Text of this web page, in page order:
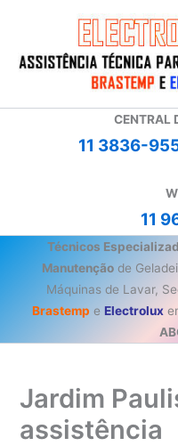
conteúdo
CENTRAL
11 3836-
11
Técnicos
Manutenção de
Máquinas de Lavar,
Brastemp e Electrolux
Jardim
assistência